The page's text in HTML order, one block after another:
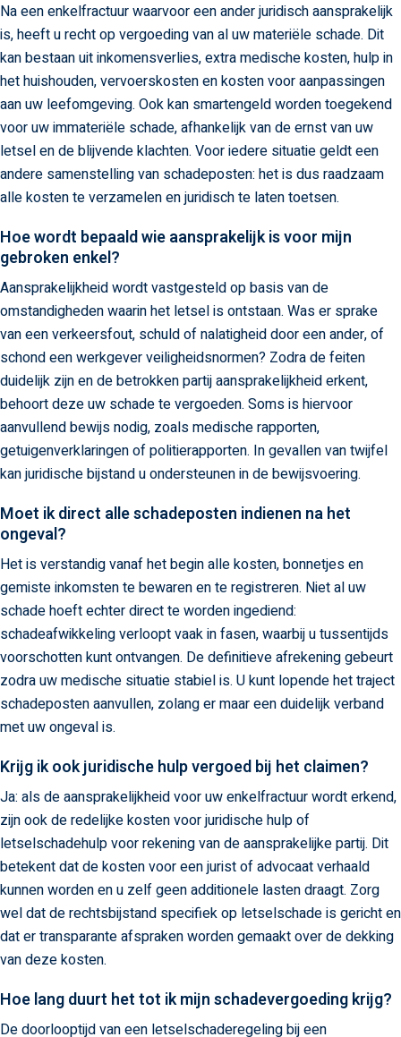
Na een enkelfractuur waarvoor een ander juridisch aansprakelijk
is, heeft u recht op vergoeding van al uw materiële schade. Dit
kan bestaan uit inkomensverlies, extra medische kosten, hulp in
het huishouden, vervoerskosten en kosten voor aanpassingen
aan uw leefomgeving. Ook kan smartengeld worden toegekend
voor uw immateriële schade, afhankelijk van de ernst van uw
letsel en de blijvende klachten. Voor iedere situatie geldt een
andere samenstelling van schadeposten: het is dus raadzaam
alle kosten te verzamelen en juridisch te laten toetsen.
Hoe wordt bepaald wie aansprakelijk is voor mijn
gebroken enkel?
Aansprakelijkheid wordt vastgesteld op basis van de
omstandigheden waarin het letsel is ontstaan. Was er sprake
van een verkeersfout, schuld of nalatigheid door een ander, of
schond een werkgever veiligheidsnormen? Zodra de feiten
duidelijk zijn en de betrokken partij aansprakelijkheid erkent,
behoort deze uw schade te vergoeden. Soms is hiervoor
aanvullend bewijs nodig, zoals medische rapporten,
getuigenverklaringen of politierapporten. In gevallen van twijfel
kan juridische bijstand u ondersteunen in de bewijsvoering.
Moet ik direct alle schadeposten indienen na het
ongeval?
Het is verstandig vanaf het begin alle kosten, bonnetjes en
gemiste inkomsten te bewaren en te registreren. Niet al uw
schade hoeft echter direct te worden ingediend:
schadeafwikkeling verloopt vaak in fasen, waarbij u tussentijds
voorschotten kunt ontvangen. De definitieve afrekening gebeurt
zodra uw medische situatie stabiel is. U kunt lopende het traject
schadeposten aanvullen, zolang er maar een duidelijk verband
met uw ongeval is.
Krijg ik ook juridische hulp vergoed bij het claimen?
Ja: als de aansprakelijkheid voor uw enkelfractuur wordt erkend,
zijn ook de redelijke kosten voor juridische hulp of
letselschadehulp voor rekening van de aansprakelijke partij. Dit
betekent dat de kosten voor een jurist of advocaat verhaald
kunnen worden en u zelf geen additionele lasten draagt. Zorg
wel dat de rechtsbijstand specifiek op letselschade is gericht en
dat er transparante afspraken worden gemaakt over de dekking
van deze kosten.
Hoe lang duurt het tot ik mijn schadevergoeding krijg?
De doorlooptijd van een letselschaderegeling bij een